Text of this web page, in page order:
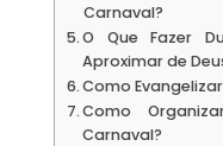
Carnaval?
O Que Fazer
Aproximar de
Como
Como
Carnaval?